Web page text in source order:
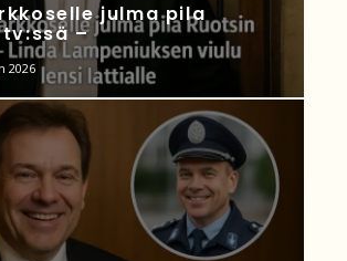
julma pila
tv:ssä –
2026